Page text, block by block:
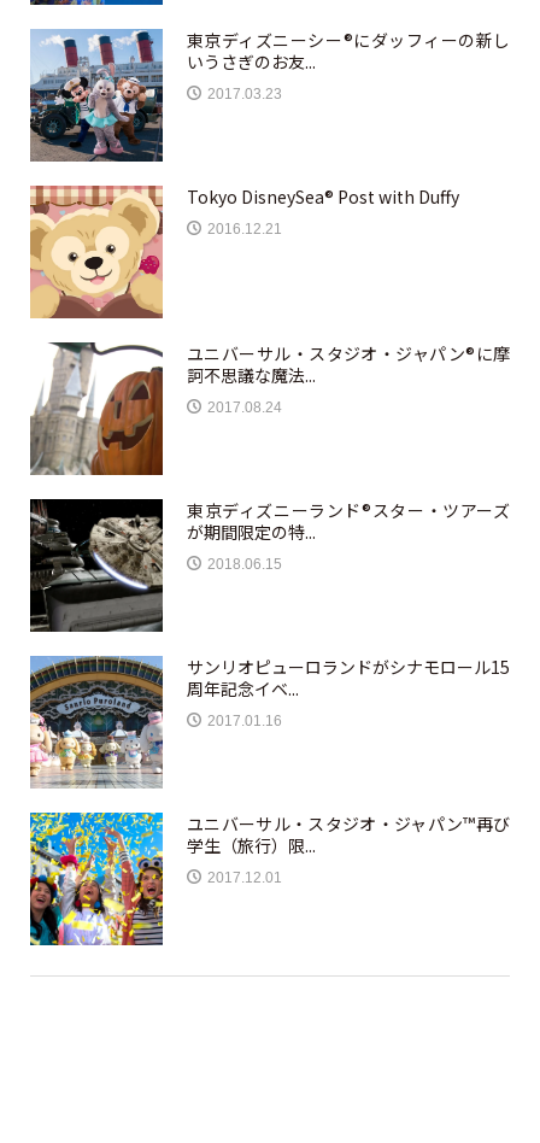
東京ディズニーシー®にダッフィーの新し
いうさぎのお友...
2017.03.23
Tokyo DisneySea® Post with Duffy
2016.12.21
ユニバーサル・スタジオ・ジャパン®に摩
訶不思議な魔法...
2017.08.24
東京ディズニーランド®スター・ツアーズ
が期間限定の特...
2018.06.15
サンリオピューロランドがシナモロール15
周年記念イベ...
2017.01.16
ユニバーサル・スタジオ・ジャパン™再び
学生（旅行）限...
2017.12.01